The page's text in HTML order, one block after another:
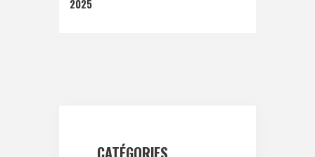
2025
CATÉGORIES